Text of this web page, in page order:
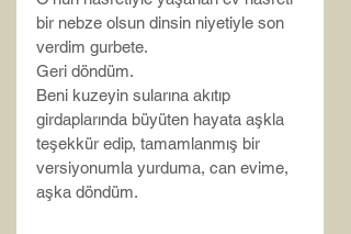
bir nebze olsun dinsin niyetiyle son
verdim gurbete.
Geri döndüm.
Beni kuzeyin sularına akıtıp
girdaplarında büyüten hayata aşkla
teşekkür edip, tamamlanmış bir
versiyonumla yurduma, can evime,
aşka döndüm.